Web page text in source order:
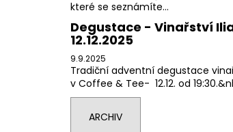
které se seznámíte...
Degustace - Vinařství
12.12.2025
9.9.2025
Tradiční adventní degustace
v Coffee & Tee- 12.12. od
ARCHIV